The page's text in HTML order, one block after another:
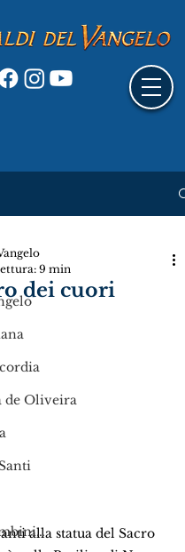
de Oliveira
dei cuori
9 min
alla statua del Sacro